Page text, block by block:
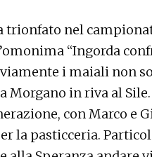
trionfato nel
“Ingorda
i maiali non
Morgano in riva al
con Marco e
la pasticceria.